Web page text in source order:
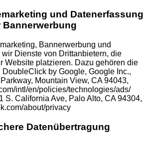
und Datenerfassung
Bannerwerbung und
Dienste von Drittanbietern, die
Website platzieren. Dazu gehören die
by Google, Google Inc.,
Mountain View, CA 94043,
intl/en/policies/technologies/ads/
S. California Ave, Palo Alto, CA 94304,
about/privacy
Datenübertragung